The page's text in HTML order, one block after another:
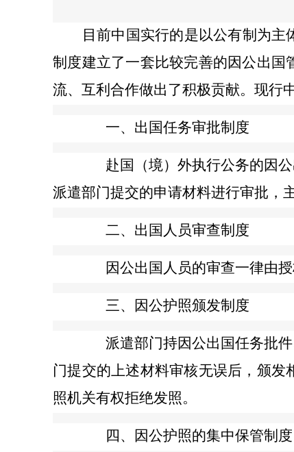
目前中国实行的是以公有制为
制度建立了一套比较完善的因公出
流、互利合作做出了积极贡献。现行
一、出国任务审批制度
赴国（境）外执行公务的因公
派遣部门提交的申请材料进行审批，
二、出国人员审查制度
因公出国人员的审查一律由授
三、因公护照颁发制度
派遣部门持因公出国任务批件
门提交的上述材料审核无误后，颁
照机关有权拒绝发照。
四、因公护照的集中保管制度